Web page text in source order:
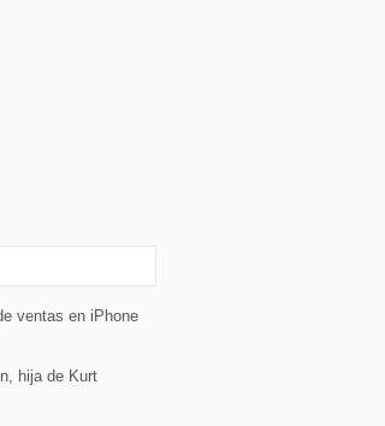
ventas en iPhone
hija de Kurt